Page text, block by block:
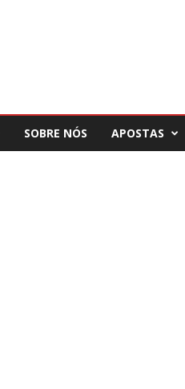
SOBRE NÓS APOSTAS